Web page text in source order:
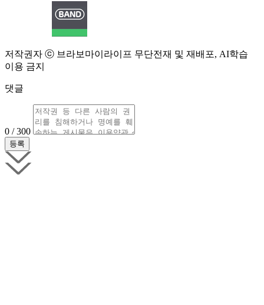
저작권자 ⓒ 브라보마이라이프 무단전재 및 재배포, AI학습
이용 금지
댓글
0 / 300